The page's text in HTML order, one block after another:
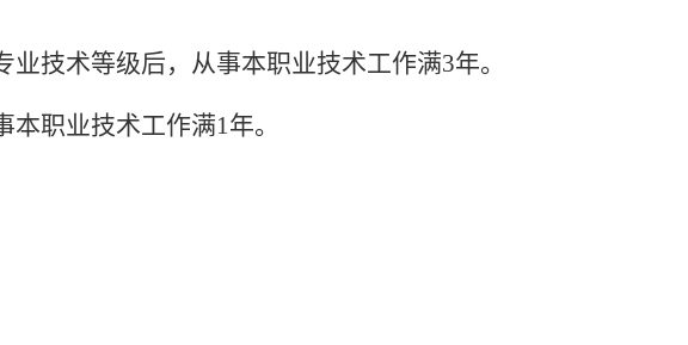
业技术等级后，从事本职业技术工作满3年。
本职业技术工作满1年。